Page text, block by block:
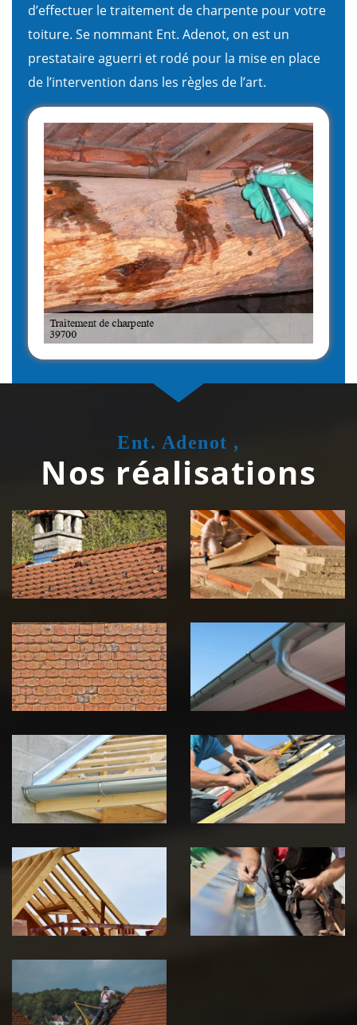
d’effectuer le traitement de charpente pour votre
toiture. Se nommant Ent. Adenot, on est un
prestataire aguerri et rodé pour la mise en place
de l’intervention dans les règles de l’art.
Ent. Adenot ,
Nos réalisations
Couvreur
zingueur 39
Jura
Isolation de
toiture 39
Jura
démoussage de
toiture 39
Jura
pose de
gouttière 39
Jura
Pose de
Chéneau 39
Jura
Réparation de
toiture 39
Jura
Traitement de
charpente 39
Jura
Travaux de
zinguerie 39
Jura
Urgence fuite
de toiture 39
Jura